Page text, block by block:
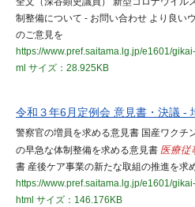
制整備について - お問い合わせ より良い
のご意見を
https://www.pref.saitama.lg.jp/e1601/
ml サイズ：28.925KB
令和３年6月定例会 意見書・決議 -
警察官の増員を求める意見書 国産ワクチ
の早急な体制整備を求める意見書 医療従
書 産後ケア事業の新たな取組の推進を求
https://www.pref.saitama.lg.jp/e1601/
html サイズ：146.176KB